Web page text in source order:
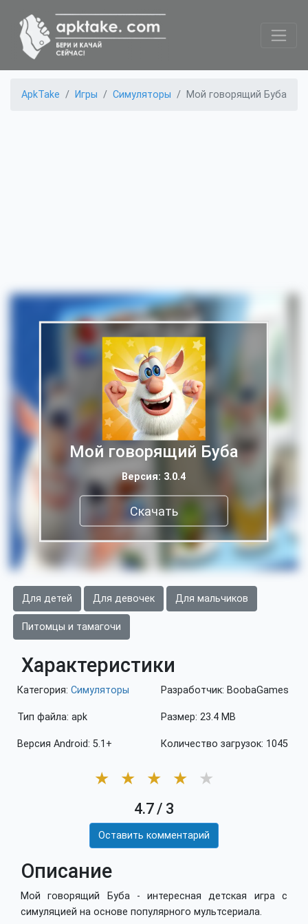
ApkTake Игры Симуляторы Мой говорящий Буба
Мой говорящий Буба
Версия: 3.0.4
Скачать
Для детей Для девочек Для мальчиков
Питомцы и тамагочи
Характеристики
Категория: Симуляторы
Тип файла: apk
Версия Android: 5.1+
Разработчик: BoobaGames
Размер: 23.4 MB
Количество загрузок: 1045
★ ★ ★ ★ ★
4.7/ 3
Оставить комментарий
Описание
Мой говорящий Буба - интересная детская игра с
симуляцией на основе популярного мультсериала.